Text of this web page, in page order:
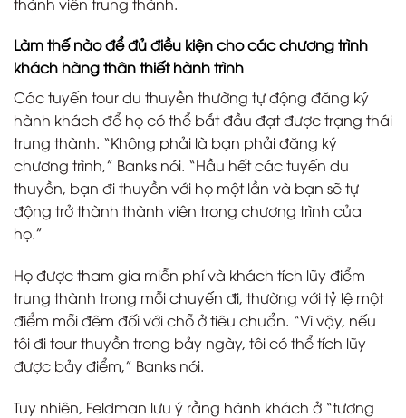
Làm thế nào để đủ điều kiện cho các chương trình
khách hàng thân thiết hành trình
Các tuyến tour du thuyền thường tự động đăng ký
hành khách để họ có thể bắt đầu đạt được trạng thái
trung thành. “Không phải là bạn phải đăng ký
chương trình,” Banks nói. “Hầu hết các tuyến du
thuyền, bạn đi thuyền với họ một lần và bạn sẽ tự
động trở thành thành viên trong chương trình của
họ.”
Họ được tham gia miễn phí và khách tích lũy điểm
trung thành trong mỗi chuyến đi, thường với tỷ lệ một
điểm mỗi đêm đối với chỗ ở tiêu chuẩn. “Vì vậy, nếu
tôi đi tour thuyền trong bảy ngày, tôi có thể tích lũy
được bảy điểm,” Banks nói.
Tuy nhiên, Feldman lưu ý rằng hành khách ở “tương